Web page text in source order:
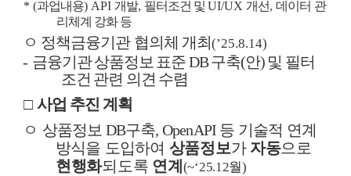
* (과업내용) API 개발, 필터조건 및UI/UX 개선,데이터 관
리체계 강화 등
ㅇ 정책금융기관 협의체 개최 (’25.8.14)
- 금융기관 상품정보 표준DB구축(안) 및 필터
조건 관련 의견 수렴
□ 사업 추진 계획
ㅇ 상품정보 DB구축, OpenAPI 등 기술적 연계
방식을 도입하여 상품정보가 자동으로
현행화되도록 연계 (~‘25.12월)